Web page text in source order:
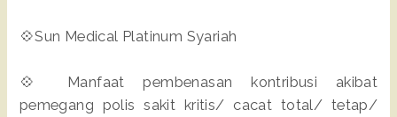
💠Sun Medical Platinum Syariah
💠 Manfaat pembenasan kontribusi akibat
pemegang polis sakit kritis/ cacat total/ tetap/